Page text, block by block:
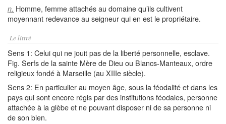
n. Homme, femme attachés au domaine qu’ils cultivent
moyennant redevance au seigneur qui en est le propriétaire.
Le littré
Sens 1: Celui qui ne jouit pas de la liberté personnelle, esclave.
Fig. Serfs de la sainte Mère de Dieu ou Blancs-Manteaux, ordre
religieux fondé à Marseille (au XIIIe siècle).
Sens 2: En particulier au moyen âge, sous la féodalité et dans les
pays qui sont encore régis par des institutions féodales, personne
attachée à la glèbe et ne pouvant disposer ni de sa personne ni
de son bien.